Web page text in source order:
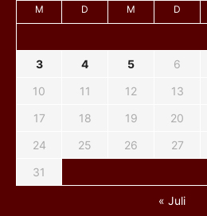
M D M D
3
4 5 6
10
11 12 13
17
18 19 20
24
25 26 27
31
« Juli